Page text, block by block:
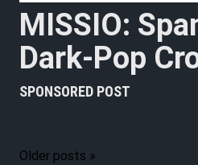
MISSIO:
Dark-Pop
SPONSORED POST
Older posts »